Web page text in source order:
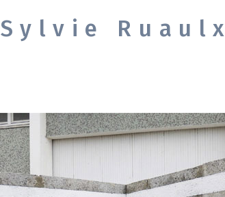
Sylvie Ruaulx